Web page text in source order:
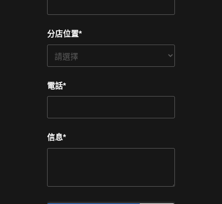
分店位置*
電話*
信息*